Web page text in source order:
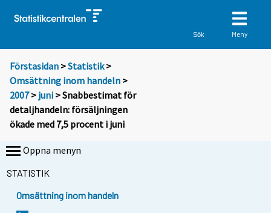
Sök Meny
Förstasidan >Statistik >
Omsättning inom handeln >
2007> juni > Snabbestimat för
detaljhandeln: försäljningen
ökade med 7,5 procent i juni
Öppna menyn
STATISTIK
Omsättning inom handeln